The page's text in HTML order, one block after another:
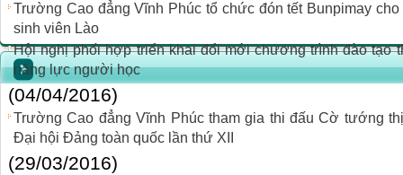
Trường Cao đẳng Vĩnh Phúc tổ chức đón tết Bunpimay cho
sinh viên Lào
Hội nghị phối hợp triển khai đổi mới chương trình đào tạo
năng lực người học
(04/04/2016)
Trường Cao đẳng Vĩnh Phúc tham gia thi đấu Cờ tướng
Đại hội Đảng toàn quốc lần thứ XII
(29/03/2016)